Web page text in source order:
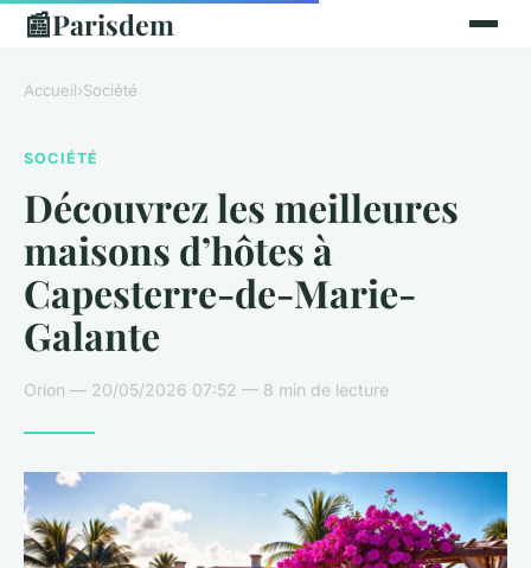
📰Parisdem
Accueil›Société
SOCIÉTÉ
Découvrez les meilleures
maisons d’hôtes à
Capesterre-de-Marie-
Galante
Orion — 20/05/2026 07:52 — 8 min de lecture